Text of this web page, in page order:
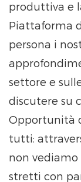
produttiva e
Piattaforma
persona i
settore e
discutere su
Opportunità
tutti:
non
stretti con